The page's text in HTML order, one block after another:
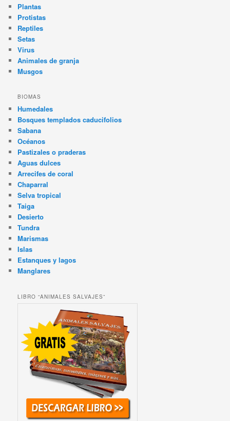
Plantas
Protistas
Reptiles
Setas
Virus
Animales de granja
Musgos
BIOMAS
Humedales
Bosques templados caducifolios
Sabana
Océanos
Pastizales o praderas
Aguas dulces
Arrecifes de coral
Chaparral
Selva tropical
Taiga
Desierto
Tundra
Marismas
Islas
Estanques y lagos
Manglares
LIBRO “ANIMALES SALVAJES”